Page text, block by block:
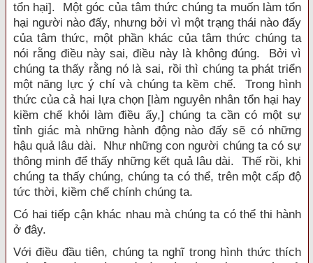
tổn hại]. Một góc của tâm thức chúng ta muốn làm tổn
hại người nào đấy, nhưng bởi vì một trạng thái nào đấy
của tâm thức, một phần khác của tâm thức chúng ta
nói rằng điều này sai, điều này là không đúng. Bởi vì
chúng ta thấy rằng nó là sai, rồi thì chúng ta phát triển
một năng lực ý chí và chúng ta kềm chế. Trong hình
thức của cả hai lựa chọn [làm nguyên nhân tổn hại hay
kiềm chế khỏi làm điều ấy,] chúng ta cần có một sự
tỉnh giác mà những hành động nào đấy sẽ có những
hậu quả lâu dài. Như những con người chúng ta có sự
thông minh để thấy những kết quả lâu dài. Thế rồi, khi
chúng ta thấy chúng, chúng ta có thể, trên một cấp độ
tức thời, kiềm chế chính chúng ta.
Có hai tiếp cận khác nhau mà chúng ta có thể thi hành
ở đây.
Với điều đầu tiên, chúng ta nghĩ trong hình thức thích